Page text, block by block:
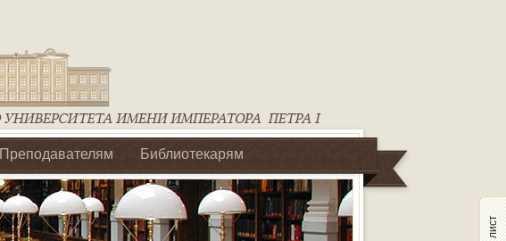
Преподавателям Библиотекарям